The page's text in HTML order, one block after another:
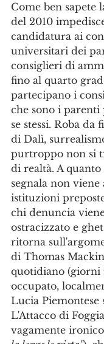
Come ben sapete
del 2010
candidatura ai
universitari dei
consiglieri di
fino al quarto
partecipano i
che sono i
se stessi. Roba
di Dalì,
purtroppo non si
di realtà. A
segnala non viene
istituzioni
chi denuncia
ostracizzato e
ritorna
di Thomas
quotidiano (giorni
occupato,
Lucia Piemontese
L'Attacco di
vagamente